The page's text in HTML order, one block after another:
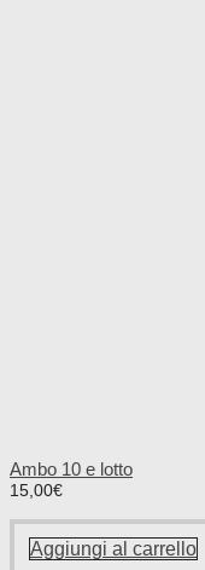
Ambo 10 e lotto
15,00€
Aggiungi al carrello